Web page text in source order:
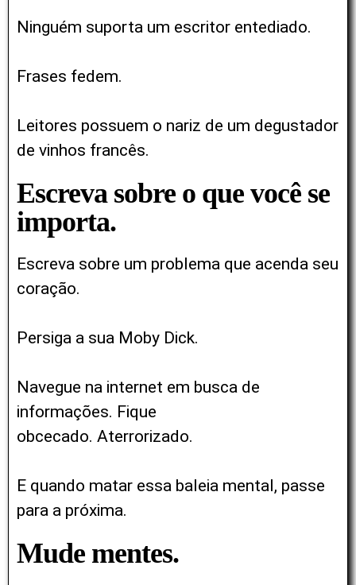
Ninguém suporta um escritor entediado.
Frases fedem.
Leitores possuem o nariz de um degustador
de vinhos francês.
Escreva sobre o que você se
importa.
Escreva sobre um problema que acenda seu
coração.
Persiga a sua Moby Dick.
Navegue na internet em busca de
informações. Fique
obcecado. Aterrorizado.
E quando matar essa baleia mental, passe
para a próxima.
Mude mentes.